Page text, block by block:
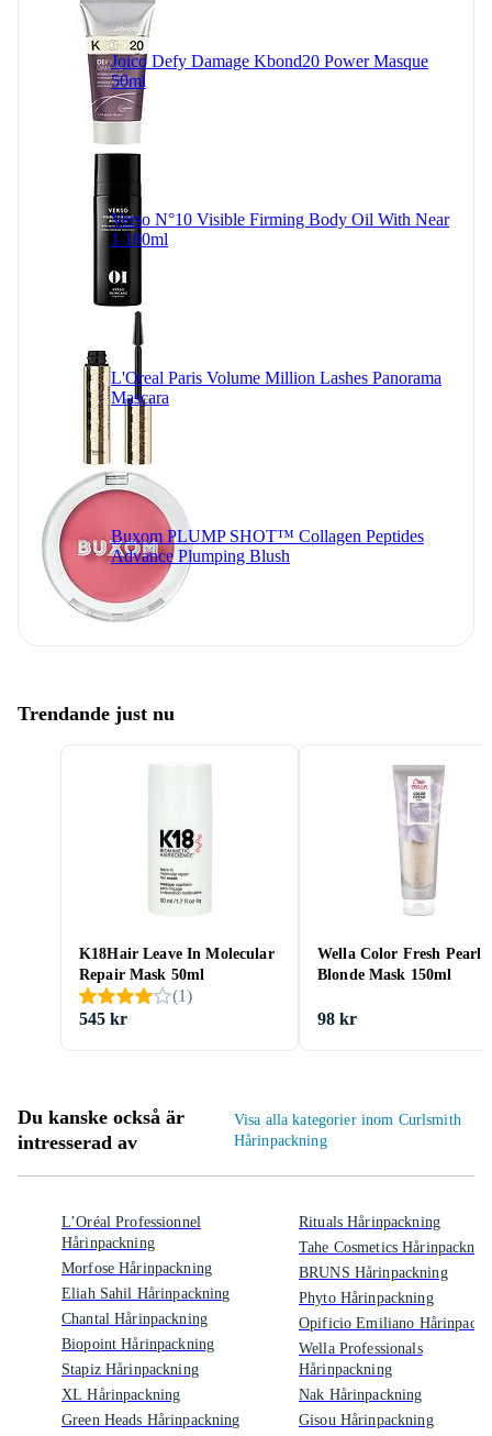
Joico Defy Damage Kbond20 Power Masque
50ml
Verso N°10 Visible Firming Body Oil With Near
1 100ml
L'Oreal Paris Volume Million Lashes Panorama
Mascara
Buxom PLUMP SHOT™ Collagen Peptides
Advance Plumping Blush
Trendande just nu
K18Hair Leave In Molecular
Repair Mask 50ml
(1)
545 kr
Wella Color Fresh Pearl
Blonde Mask 150ml
98 kr
Du kanske också är
intresserad av
Visa alla kategorier inom Curlsmith
Hårinpackning
L’Oréal Professionnel
Hårinpackning
Morfose Hårinpackning
Eliah Sahil Hårinpackning
Chantal Hårinpackning
Biopoint Hårinpackning
Stapiz Hårinpackning
XL Hårinpackning
Green Heads Hårinpackning
Rituals Hårinpackning
Tahe Cosmetics
BRUNS Hårinpackning
Phyto Hårinpackning
Opificio Emiliano
Wella Professionals
Hårinpackning
Nak Hårinpackning
Gisou Hårinpackning